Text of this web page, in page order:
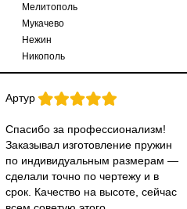
Мелитополь
Мукачево
Нежин
Никополь
Артур
Спасибо за профессионализм!
Заказывал изготовление пружин
по индивидуальным размерам —
сделали точно по чертежу и в
срок. Качество на высоте, сейчас